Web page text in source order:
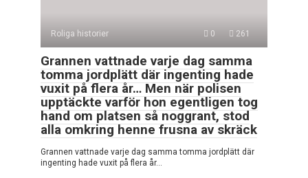
Roliga historier 0 261
Grannen vattnade varje dag samma
tomma jordplätt där ingenting hade
vuxit på flera år… Men när polisen
upptäckte varför hon egentligen tog
hand om platsen så noggrant, stod
alla omkring henne frusna av skräck
Grannen vattnade varje dag samma tomma jordplätt där
ingenting hade vuxit på flera år…